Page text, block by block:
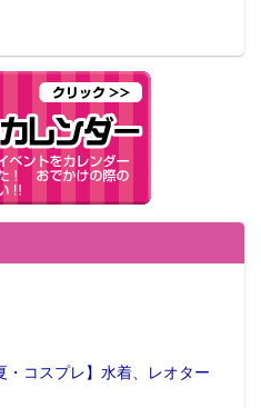
思われます。
舗統括課／飯干英昭課長
ｈｏｎｅ１０周年
・コスプレ】水着、レオター